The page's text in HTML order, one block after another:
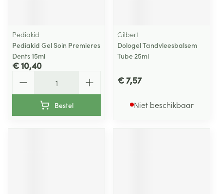
Pediakid
Pediakid Gel Soin Premieres
Dents 15ml
€ 10,40
Bestel
Gilbert
Dologel Tandvleesbalsem
Tube 25ml
€ 7,57
Niet beschikbaar